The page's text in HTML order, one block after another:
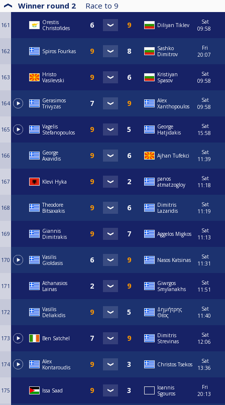
Winner round 2 Race to 9
161
Orestis
Christofides
Diliyan Tiklev
Sat
09:58
162 Spiros Fourkas
Sashko
Dimitrov
Fri
20:07
163
Hristo
Vasilevski
Kristiyan
Spasov
Sat
09:58
164
Gerasimos
Trivyzas
Alex
Xanthopoulos
Sat
09:58
165
Vagelis
Stefanopoulos
George
Hatjidakis
Sat
15:58
166
George
Axavidis
Ajhan Tufekci
Sat
11:39
167 Klevi Hyka
panos
atmatzogloy
Sat
11:18
168
Theodore
Bitsaxakis
Dimitris
Lazaridis
Sat
11:19
169
Giannis
Dimitrakis
Aggelos Migkos
Sat
11:13
170
Vasilis
Gioldasis
Nasos Katsinas
Sat
11:31
171
Athanasios
Lainas
Giwrgos
Smylanakhs
Sat
11:51
172
Vasilis
Deliakidis
Δημήτρης
Θέος
Sat
11:40
173 Ben Satchel
Dimitris
Strevinas
Sat
12:06
174
Alex
Kontaroudis
Christos Tsekos
Sat
13:36
175 Issa Saad
Ioannis
Sgouros
Fri
20:13